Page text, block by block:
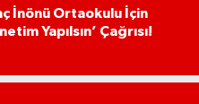
İnönü Ortaokulu İçin
Yapılsın’ Çağrısı!